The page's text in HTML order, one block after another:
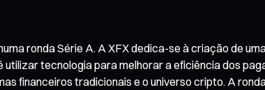
ronda Série A. A XFX dedica-se à criação de
tecnologia para melhorar a eficiência dos
financeiros tradicionais e o universo cripto. A